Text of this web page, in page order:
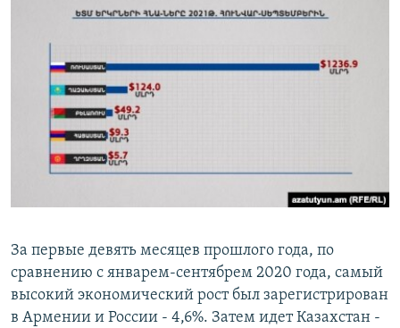
За первые девять месяцев прошлого года, по
сравнению с январем-сентябрем 2020 года, самый
высокий экономический рост был зарегистрирован
в Армении и России - 4,6%. Затем идет Казахстан -